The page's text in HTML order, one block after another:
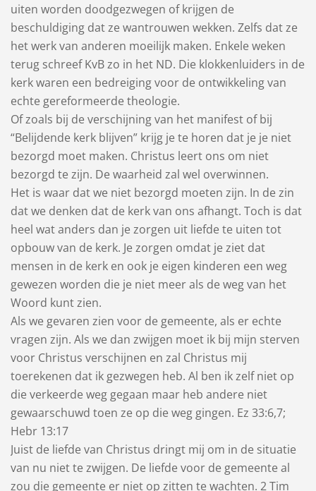
uiten worden doodgezwegen of krijgen de
beschuldiging dat ze wantrouwen wekken. Zelfs dat ze
het werk van anderen moeilijk maken. Enkele weken
terug schreef KvB zo in het ND. Die klokkenluiders in de
kerk waren een bedreiging voor de ontwikkeling van
echte gereformeerde theologie.
Of zoals bij de verschijning van het manifest of bij
“Belijdende kerk blijven” krijg je te horen dat je je niet
bezorgd moet maken. Christus leert ons om niet
bezorgd te zijn. De waarheid zal wel overwinnen.
Het is waar dat we niet bezorgd moeten zijn. In de zin
dat we denken dat de kerk van ons afhangt. Toch is dat
heel wat anders dan je zorgen uit liefde te uiten tot
opbouw van de kerk. Je zorgen omdat je ziet dat
mensen in de kerk en ook je eigen kinderen een weg
gewezen worden die je niet meer als de weg van het
Woord kunt zien.
Als we gevaren zien voor de gemeente, als er echte
vragen zijn. Als we dan zwijgen moet ik bij mijn sterven
voor Christus verschijnen en zal Christus mij
toerekenen dat ik gezwegen heb. Al ben ik zelf niet op
die verkeerde weg gegaan maar heb andere niet
gewaarschuwd toen ze op die weg gingen. Ez 33:6,7;
Hebr 13:17
Juist de liefde van Christus dringt mij om in de situatie
van nu niet te zwijgen. De liefde voor de gemeente al
zou die gemeente er niet op zitten te wachten. 2 Tim